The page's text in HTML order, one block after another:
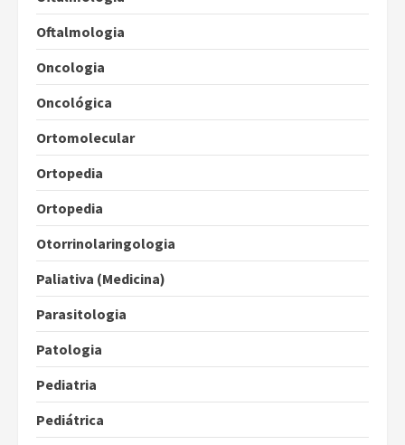
Oftalmologia
Oncologia
Oncológica
Ortomolecular
Ortopedia
Ortopedia
Otorrinolaringologia
Paliativa (Medicina)
Parasitologia
Patologia
Pediatria
Pediátrica